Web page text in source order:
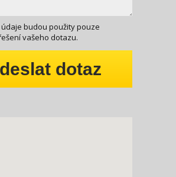
budou použity pouze
vašeho dotazu.
dotaz